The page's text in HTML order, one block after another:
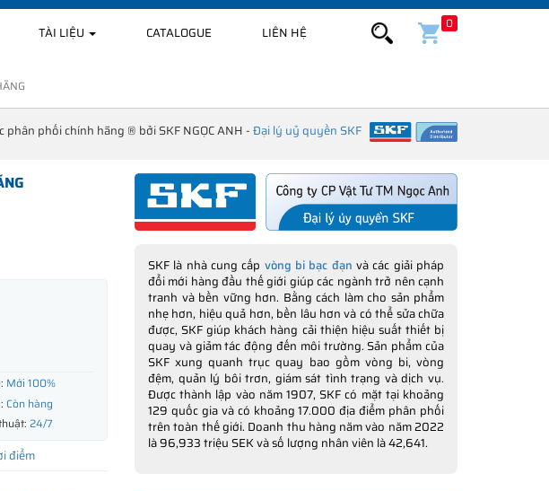
TÀI LIỆU CATALOGUE LIÊN HỆ
0
phân phối chính hãng ® bởi SKF NGỌC ANH -Đại lý uỷ quyền SKF
Mới 100%
Còn hàng
24/7
điểm
SKF là nhà cung cấp vòng bi bạc đạn và các giải pháp
đổi mới hàng đầu thế giới giúp các ngành trở nên cạnh
tranh và bền vững hơn. Bằng cách làm cho sản phẩm
nhẹ hơn, hiệu quả hơn, bền lâu hơn và có thể sửa chữa
được, SKF giúp khách hàng cải thiện hiệu suất thiết bị
quay và giảm tác động đến môi trường. Sản phẩm của
SKF xung quanh trục quay bao gồm vòng bi, vòng
đệm, quản lý bôi trơn, giám sát tình trạng và dịch vụ.
Được thành lập vào năm 1907, SKF có mặt tại khoảng
129 quốc gia và có khoảng 17.000 địa điểm phân phối
trên toàn thế giới. Doanh thu hàng năm vào năm 2022
là 96,933 triệu SEK và số lượng nhân viên là 42,641.